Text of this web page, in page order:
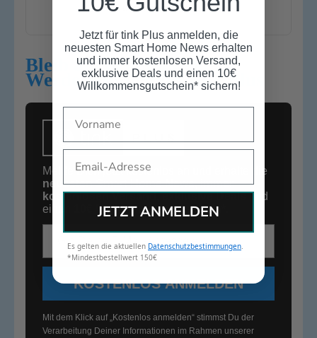
und Soundcore.
Bleib auf dem Laufenden:
Werde Mitglied bei tink Plus
Melde Dich jetzt kostenlos an und erhalte die
neuesten Smart Home News,immer
kostenlosen Versand,exklusive Dealsund
einen
Willkommensgutschein*
E-Mail-Adresse
KOSTENLOS ANMELDEN
Mit dem Klick auf „Kostenlos anmelden“ stimmst Du der
Verarbeitung Deiner Informationen im Rahmen unserer
Jetzt für tink Plus anmelden, die
neuesten Smart Home News erhalten
und immer kostenlosen Versand,
exklusive Deals und einen 10€
Willkommensgutschein* sichern!
JETZT ANMELDEN
Es gelten die aktuellen Datenschutzbestimmungen.
*Mindestbestellwert 150€